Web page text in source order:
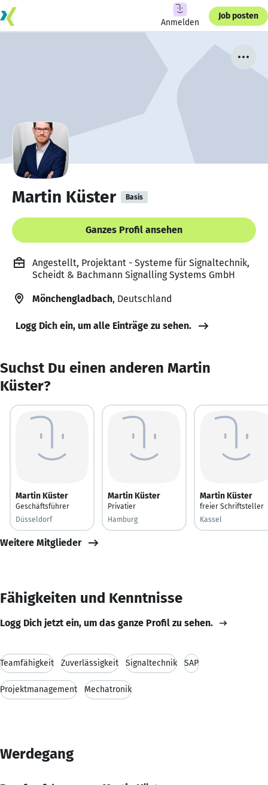
Anmelden
Job posten
Martin Küster Basis
Ganzes Profil ansehen
Angestellt, Projektant - Systeme für Signaltechnik,
Scheidt & Bachmann Signalling Systems GmbH
Mönchengladbach, Deutschland
Logg Dich ein, um alle Einträge zu sehen.
Suchst Du einen anderen Martin
Küster?
Martin Küster
Geschäftsführer
Düsseldorf
Martin Küster
Privatier
Hamburg
Martin Küster
freier Schriftsteller
Kassel
Weitere Mitglieder
Fähigkeiten und Kenntnisse
Logg Dich jetzt ein, um das ganze Profil zu sehen.
Teamfähigkeit Zuverlässigkeit Signaltechnik SAP
Projektmanagement Mechatronik
Werdegang